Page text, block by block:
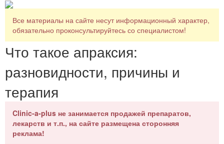
Все материалы на сайте несут информационный характер,
обязательно проконсультируйтесь со специалистом!
Что такое апраксия:
разновидности, причины и
терапия
Clinic-a-plus не занимается продажей препаратов,
лекарств и т.п., на сайте размещена сторонняя
реклама!